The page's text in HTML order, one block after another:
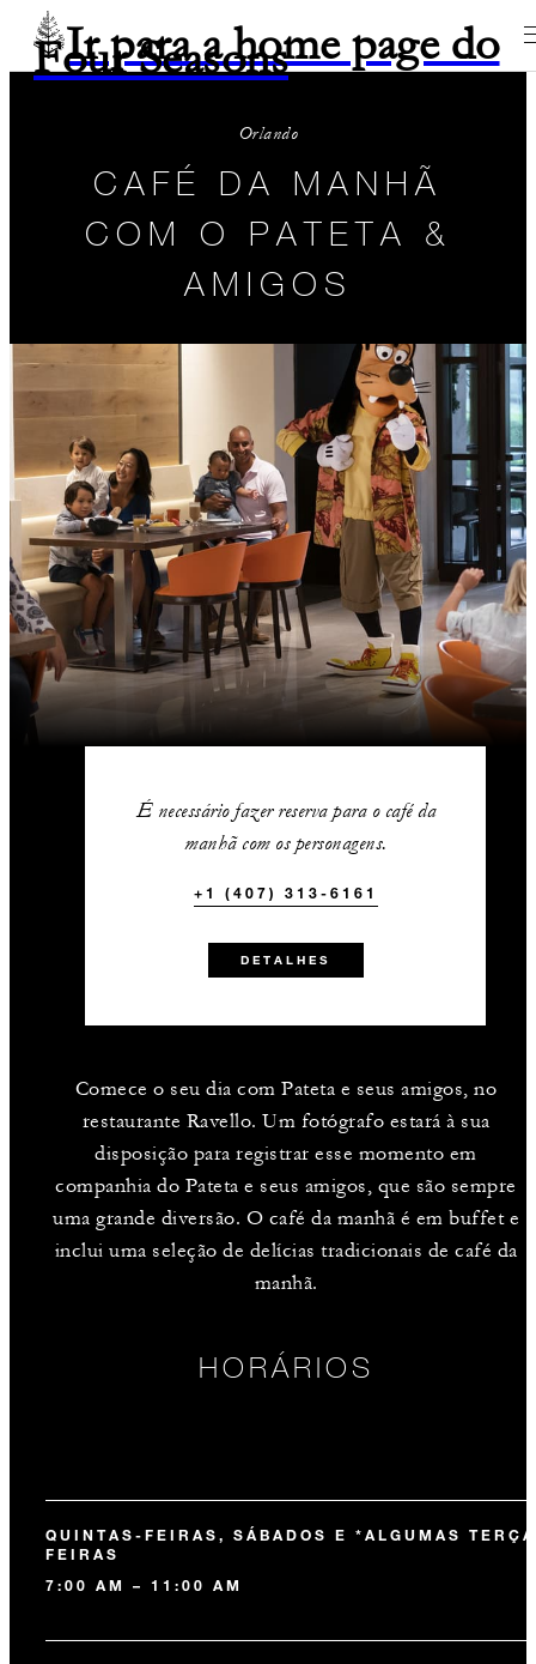
Ir para a home page do
Four Seasons
Orlando
CAFÉ DA MANHÃ
COM O PATETA &
AMIGOS
É necessário fazer reserva para o café da
manhã com os personagens.
+1 (407) 313-6161
DETALHES
Comece o seu dia com Pateta e seus amigos, no
restaurante Ravello. Um fotógrafo estará à sua
disposição para registrar esse momento em
companhia do Pateta e seus amigos, que são sempre
uma grande diversão. O café da manhã é em buffet e
inclui uma seleção de delícias tradicionais de café da
manhã.
HORÁRIOS
QUINTAS-FEIRAS, SÁBADOS E *ALGUMAS
FEIRAS
7:00 AM – 11:00 AM